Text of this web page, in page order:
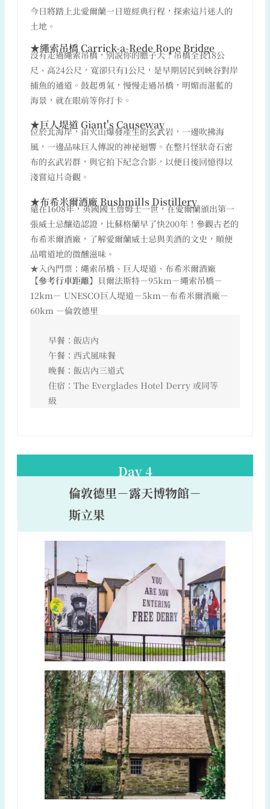
今日將踏上北愛爾蘭一日遊經典行程，探索這片迷人的
土地。
★繩索吊橋 Carrick-a-Rede Rope Bridge
沒有走過繩索吊橋，別說你的膽子大！吊橋全長18公
尺、高24公尺，寬卻只有1公尺，是早期居民到峽谷對岸
捕魚的通道。鼓起勇氣，慢慢走過吊橋，明媚而湛藍的
海景，就在眼前等你打卡。
★巨人堤道 Giant's Causeway
位於北海岸，由火山爆發產生的玄武岩，一邊吹拂海
風，一邊品味巨人傳說的神祕迴響。在整片怪狀奇石密
布的玄武岩群，與它拍下紀念合影，以便日後回憶得以
淺嘗這片奇觀。
★布希米爾酒廠 Bushmills Distillery
遠在1608年，英國國王詹姆士一世，在愛爾蘭頒出第一
張威士忌釀造認證，比蘇格蘭早了快200年！參觀古老的
布希米爾酒廠，了解愛爾蘭威士忌與美酒的文史，順便
品嚐道地的微醺滋味。
★入內門票：繩索吊橋、巨人堤道、布希米爾酒廠
【參考行車距離】 貝爾法斯特－95km－繩索吊橋－
12km－ UNESCO巨人堤道－5km－布希米爾酒廠－
60km －倫敦德里
早餐：飯店內
午餐：西式風味餐
晚餐：飯店內三道式
住宿：The Everglades Hotel Derry 或同等
級
Day 4
倫敦德里－露天博物館－
斯立果